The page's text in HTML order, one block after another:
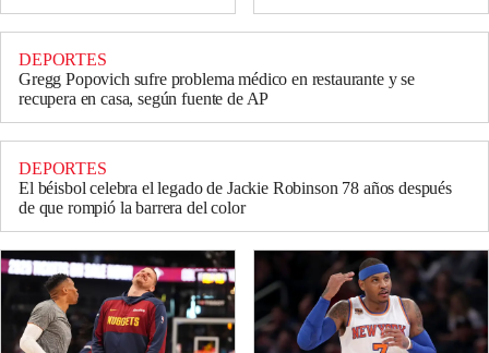
DEPORTES
Gregg Popovich sufre problema médico en restaurante y se
recupera en casa, según fuente de AP
DEPORTES
El béisbol celebra el legado de Jackie Robinson 78 años después
de que rompió la barrera del color